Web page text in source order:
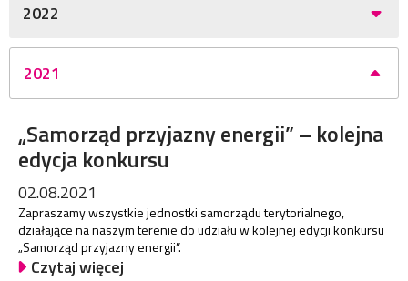
2022
2021
„Samorząd przyjazny energii” – kolejna
edycja konkursu
02.08.2021
Zapraszamy wszystkie jednostki samorządu terytorialnego,
działające na naszym terenie do udziału w kolejnej edycji konkursu
„Samorząd przyjazny energii”.
Czytaj więcej